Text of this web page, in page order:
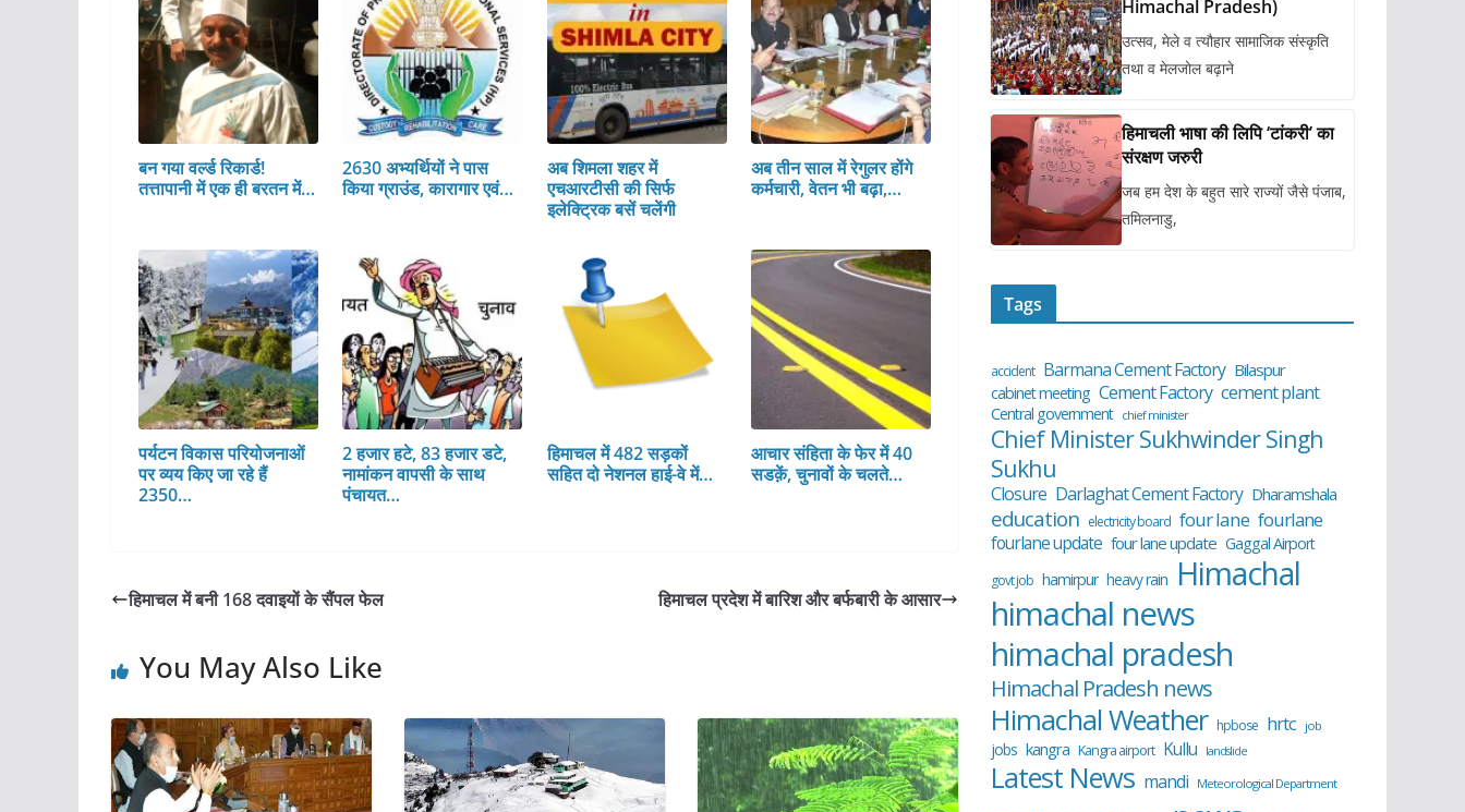
बन गया वर्ल्ड रिकार्ड!
तत्तापानी में एक ही बरतन में…
2630 अभ्यर्थियों ने पास
किया ग्राउंड, कारागार एवं…
अब शिमला शहर में
एचआरटीसी की सिर्फ
इलेक्ट्रिक बसें चलेंगी
अब तीन साल में रेगुलर होंगे
कर्मचारी, वेतन भी बढ़ा,…
पर्यटन विकास परियोजनाओं
पर व्यय किए जा रहे हैं
2350…
2 हजार हटे, 83 हजार डटे,
नामांकन वापसी के साथ
पंचायत…
हिमाचल में 482 सड़कों
सहित दो नेशनल हाई-वे में…
आचार संहिता के फेर में 40
सडक़ें, चुनावों के चलते…
हिमाचल में बनी 168 दवाइयों के सैंपल फेल हिमाचल प्रदेश में बारिश और बर्फबारी के आसार
You May Also Like
Himachal Pradesh)
उत्सव, मेले व त्यौहार सामाजिक संस्कृति
तथा व मेलजोल बढ़ाने
हिमाचली भाषा की लिपि ‘टांकरी’ का
संरक्षण जरुरी
जब हम देश के बहुत सारे राज्यों जैसे पंजाब,
तमिलनाडु,
Tags
accident Barmana Cement Factory Bilaspur
cabinet meeting Cement Factory cement plant
Central government chief minister
Chief Minister Sukhwinder Singh
Sukhu
Closure Darlaghat Cement Factory Dharamshala
education electricity board four lane fourlane
fourlane update four lane update Gaggal Airport
govt job hamirpur heavy rain Himachal
himachal news
himachal pradesh
Himachal Pradesh news
Himachal Weather hpbose hrtc job
jobs kangra Kangra airport Kullu landslide
Latest News mandi Meteorological Department